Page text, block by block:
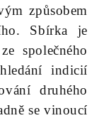
způsobem
Sbírka je
společného
indicií
druhého
se vinoucí